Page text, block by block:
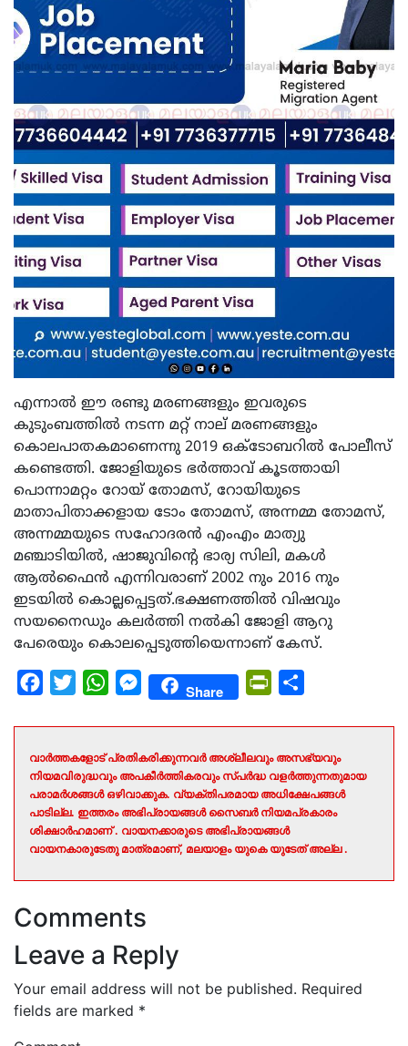
എന്നാൽ ഈ രണ്ടു മരണങ്ങളും ഇവരുടെ
കുടുംബത്തിൽ നടന്ന മറ്റ് നാല് മരണങ്ങളും
കൊലപാതകമാണെന്നു 2019 ഒക്ടോബറിൽ പോലീസ്
കണ്ടെത്തി. ജോളിയുടെ ഭർത്താവ് കൂടത്തായി
പൊന്നാമറ്റം റോയ് തോമസ്, റോയിയുടെ
മാതാപിതാക്കളായ ടോം തോമസ്, അന്നമ്മ തോമസ്,
അന്നമ്മയുടെ സഹോദരൻ എംഎം മാത്യു
മഞ്ചാടിയിൽ, ഷാജുവിന്റെ ഭാര്യ സിലി, മകൾ
ആൽഫൈൻ എന്നിവരാണ് 2002 നും 2016 നും
ഇടയിൽ കൊല്ലപ്പെട്ടത്.ഭക്ഷണത്തിൽ വിഷവും
സയനൈഡും കലർത്തി നൽകി ജോളി ആറു
പേരെയും കൊലപ്പെടുത്തിയെന്നാണ് കേസ്.
Facebook
Twitter WhatsAppMessengerShare PrintFriendly
വാർത്തകളോട് പ്രതികരിക്കുന്നവർ അശ്ലീലവും അസഭ്യവും
നിയമവിരുദ്ധവും അപകീർത്തികരവും സ്പർദ്ധ വളർത്തുന്നതുമായ
പരാമർശങ്ങൾ ഒഴിവാക്കുക. വ്യക്തിപരമായ അധിക്ഷേപങ്ങൾ
പാടില്ല. ഇത്തരം അഭിപ്രായങ്ങൾ സൈബർ നിയമപ്രകാരം
ശിക്ഷാർഹമാണ് . വായനക്കാരുടെ അഭിപ്രായങ്ങൾ
വായനകാരുടേതു മാത്രമാണ്, മലയാളം യുകെ യുടേത് അല്ല .
Comments
Leave a Reply
Your email address will not be published. Required
fields are marked *